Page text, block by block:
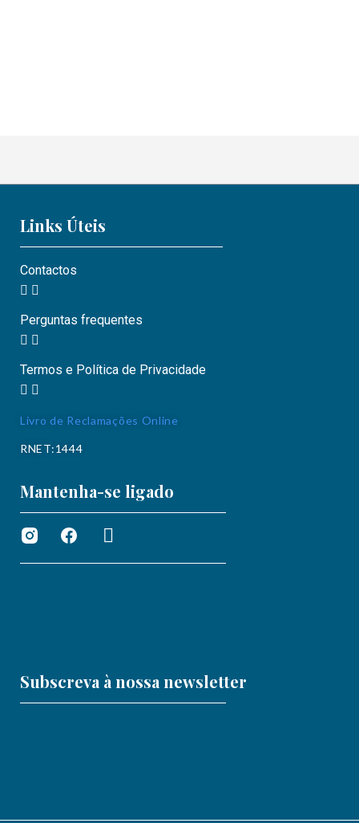
Links Úteis
Contactos
Perguntas frequentes
Termos e Política de Privacidade
Livro de Reclamações Online
RNET:1444
Mantenha-se ligado
Subscreva à nossa newsletter